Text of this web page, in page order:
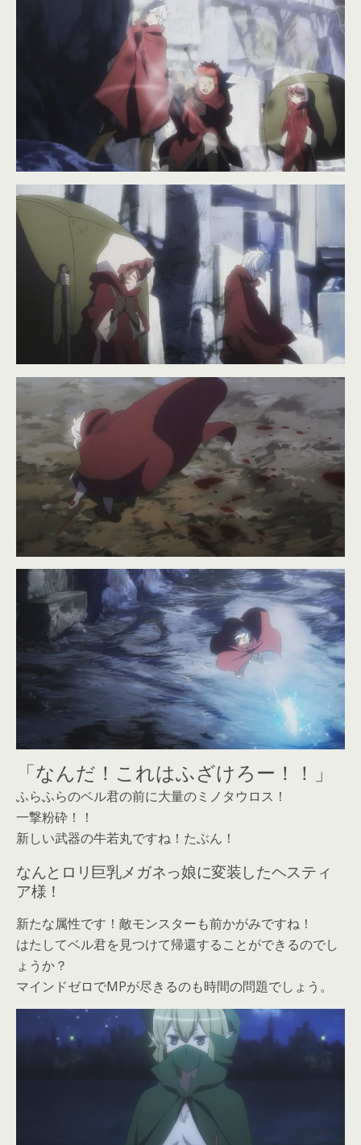
「なんだ！これはふざけろー！！」
ふらふらのベル君の前に大量のミノタウロス！
一撃粉砕！！
新しい武器の牛若丸ですね！たぶん！
なんとロリ巨乳メガネっ娘に変装したヘスティ
ア様！
新たな属性です！敵モンスターも前かがみですね！
はたしてベル君を見つけて帰還することができるのでし
ょうか？
マインドゼロでMPが尽きるのも時間の問題でしょう。